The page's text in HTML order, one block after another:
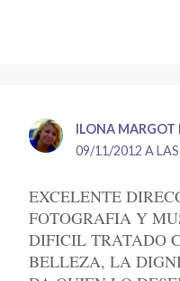
ILONA MARGOT
09/11/2012 A
EXCELENTE
FOTOGRAFIA Y
DIFICIL TRATADO
BELLEZA, LA